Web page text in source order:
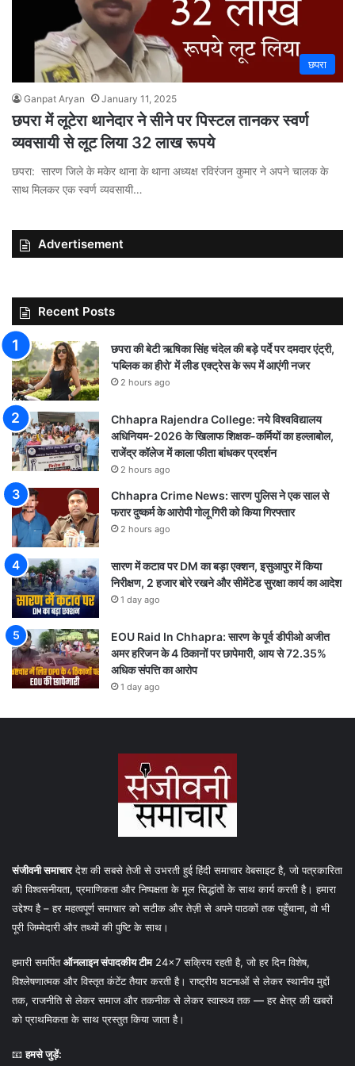
छपरा
Ganpat Aryan January 11, 2025
छपरा में लूटेरा थानेदार ने सीने पर पिस्टल तानकर स्वर्ण
व्यवसायी से लूट लिया 32 लाख रूपये
छपरा: सारण जिले के मकेर थाना के थाना अध्यक्ष रविरंजन कुमार ने अपने चालक के
साथ मिलकर एक स्वर्ण व्यवसायी…
Advertisement
Recent Posts
छपरा की बेटी ऋषिका सिंह चंदेल की बड़े पर्दे पर दमदार एंट्री,
‘पब्लिक का हीरो’ में लीड एक्ट्रेस के रूप में आएंगी नजर
2 hours ago
Chhapra Rajendra College: नये विश्वविद्यालय
अधिनियम-2026 के खिलाफ शिक्षक-कर्मियों का हल्लाबोल,
राजेंद्र कॉलेज में काला फीता बांधकर प्रदर्शन
2 hours ago
Chhapra Crime News: सारण पुलिस ने एक साल से
फरार दुष्कर्म के आरोपी गोलू गिरी को किया गिरफ्तार
2 hours ago
सारण में कटाव पर DM का बड़ा एक्शन, इसुआपुर में किया
निरीक्षण, 2 हजार बोरे रखने और सीमेंटेड सुरक्षा कार्य का आदेश
1 day ago
EOU Raid In Chhapra: सारण के पूर्व डीपीओ अजीत
अमर हरिजन के 4 ठिकानों पर छापेमारी, आय से 72.35%
अधिक संपत्ति का आरोप
1 day ago
संजीवनी समाचारदेश की सबसे तेजी से उभरती हुई हिंदी समाचार वेबसाइट है, जो पत्रकारिता
की विश्वसनीयता, प्रमाणिकता और निष्पक्षता के मूल सिद्धांतों के साथ कार्य करती है। हमारा
उद्देश्य है – हर महत्वपूर्ण समाचार को सटीक और तेज़ी से अपने पाठकों तक पहुँचाना, वो भी
पूरी जिम्मेदारी और तथ्यों की पुष्टि के साथ।
हमारी समर्पितऑनलाइन संपादकीय टीम24×7 सक्रिय रहती है, जो हर दिन विशेष,
विश्लेषणात्मक और विस्तृत कंटेंट तैयार करती है। राष्ट्रीय घटनाओं से लेकर स्थानीय मुद्दों
तक, राजनीति से लेकर समाज और तकनीक से लेकर स्वास्थ्य तक — हर क्षेत्र की खबरों
को प्राथमिकता के साथ प्रस्तुत किया जाता है।
📧हमसे जुड़ें: